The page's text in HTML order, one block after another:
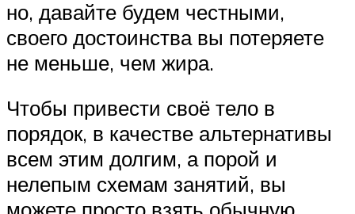
но, давайте будем честными,
своего достоинства вы потеряете
не меньше, чем жира.
Чтобы привести своё тело в
порядок, в качестве альтернативы
всем этим долгим, а порой и
нелепым схемам занятий, вы